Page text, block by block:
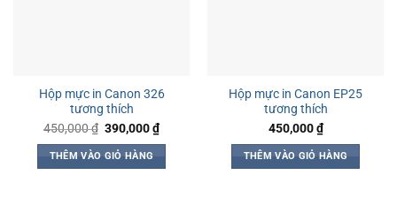
Hộp mực in Canon 326
tương thích
450,000₫ Giá
là:
450,000 ₫.
390,000₫Giá
hiện
390,000 ₫.
THÊM VÀO GIỎ HÀNG
Hộp mực in Canon EP25
tương thích
450,000₫
THÊM VÀO GIỎ HÀNG